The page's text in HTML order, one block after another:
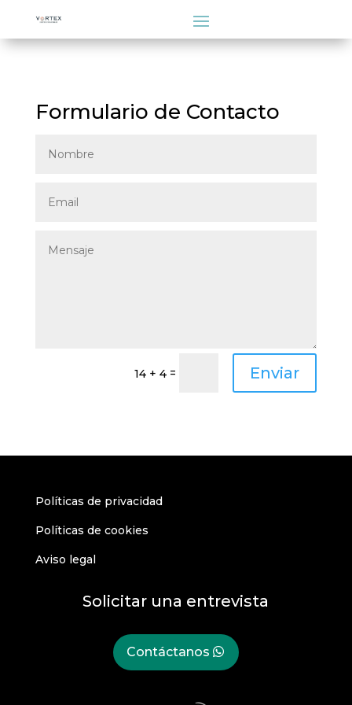
Formulario de Contacto
14 + 4 = Enviar
Políticas de privacidad
Políticas de cookies
Aviso legal
Solicitar una entrevista
Contáctanos